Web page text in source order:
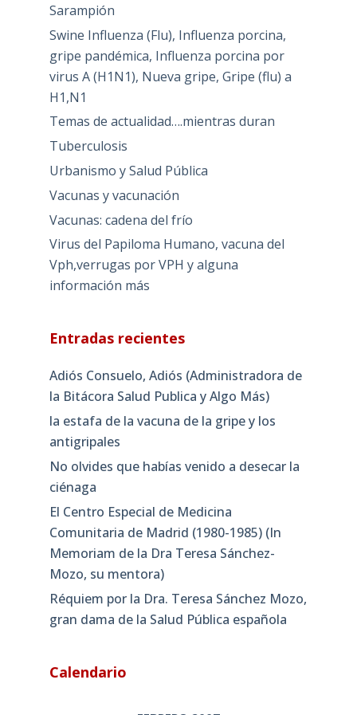
Sarampión
Swine Influenza (Flu), Influenza porcina,
gripe pandémica, Influenza porcina por
virus A (H1N1), Nueva gripe, Gripe (flu) a
H1,N1
Temas de actualidad….mientras duran
Tuberculosis
Urbanismo y Salud Pública
Vacunas y vacunación
Vacunas: cadena del frío
Virus del Papiloma Humano, vacuna del
Vph,verrugas por VPH y alguna
información más
Entradas recientes
Adiós Consuelo, Adiós (Administradora de
la Bitácora Salud Publica y Algo Más)
la estafa de la vacuna de la gripe y los
antigripales
No olvides que habías venido a desecar la
ciénaga
El Centro Especial de Medicina
Comunitaria de Madrid (1980-1985) (In
Memoriam de la Dra Teresa Sánchez-
Mozo, su mentora)
Réquiem por la Dra. Teresa Sánchez Mozo,
gran dama de la Salud Pública española
Calendario